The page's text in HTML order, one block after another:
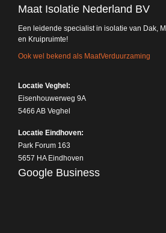
Maat Isolatie Nederland BV
Een leidende specialist in isolatie van Dak,
en Kruipruimte!
Ook wel bekend als MaatVerduurzaming
Locatie Veghel:
Eisenhouwerweg 9A
5466 AB Veghel
Locatie Eindhoven:
Park Forum 163
5657 HA Eindhoven
Google Business